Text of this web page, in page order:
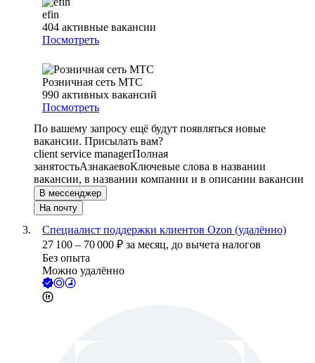
efin
404 активные вакансии
Посмотреть
Розничная сеть МТС
990 активных вакансий
Посмотреть
По вашему запросу ещё будут появляться новые
вакансии. Присылать вам?
client service managerПолная
занятостьАзнакаевоКлючевые слова в названии
вакансии, в названии компании и в описании вакансии
В мессенджер
На почту
Специалист поддержки клиентов Ozon (удалённо)
27 100 – 70 000 ₽ за месяц, до вычета налогов
Без опыта
Можно удалённо